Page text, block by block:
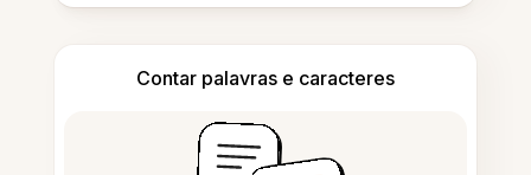
Contar palavras e caracteres